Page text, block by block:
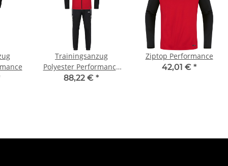
Trainingsanzug
Polyester Performance
mit Kapuze
88,22 € *
Ziptop Performance
42,01 € *